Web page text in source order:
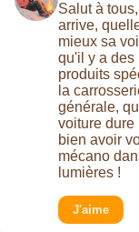
Salut à
arrive,
mieux sa
qu'il y a des
produits
la
générale,
voiture
bien avoir
mécano
lumières !
J'aime